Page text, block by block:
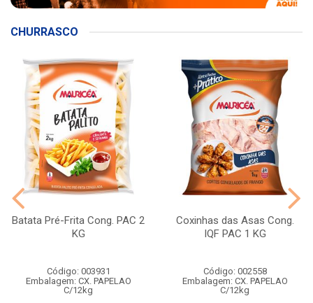
CHURRASCO
Batata Pré-Frita Cong. PAC 2
KG
Código: 003931
Embalagem: CX. PAPELAO
C/12kg
Coxinhas das Asas Cong.
IQF PAC 1 KG
Código: 002558
Embalagem: CX. PAPELAO
C/12kg